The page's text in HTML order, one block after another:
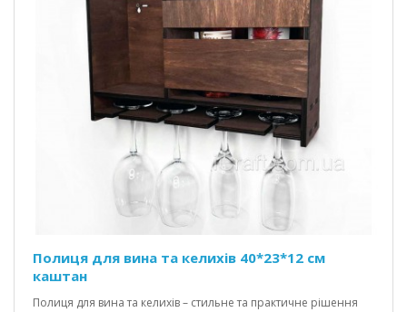
Полиця для вина та келихів 40*23*12 см
каштан
Полиця для вина та келихів – стильне та практичне рішення